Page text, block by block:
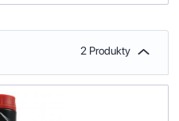
2 Produkty